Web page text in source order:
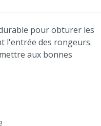
pour obturer les
l'entrée des rongeurs.
aux bonnes